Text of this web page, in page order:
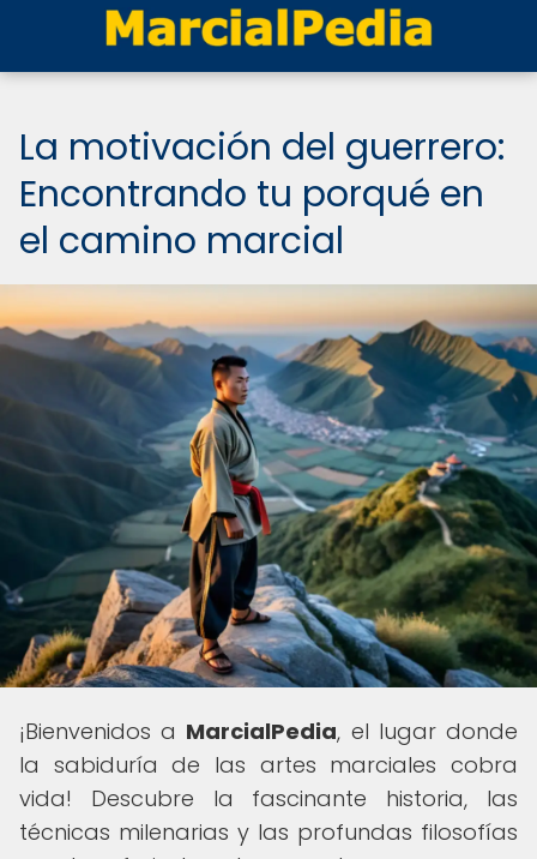
La motivación del guerrero:
Encontrando tu porqué en
el camino marcial
¡Bienvenidos a MarcialPedia, el lugar donde
la sabiduría de las artes marciales cobra
vida! Descubre la fascinante historia, las
técnicas milenarias y las profundas filosofías